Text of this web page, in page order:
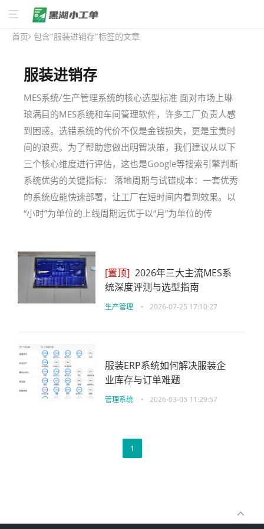
首页 包含"服装进销存"标签的文章
服装进销存
MES系统/生产管理系统的核心选型标准 面对市场上琳
琅满目的MES系统和车间管理软件，许多工厂负责人感
到困惑。选错系统的代价不仅是金钱损失，更是宝贵时
间的浪费。为了帮助您做出明智决策，我们建议从以下
三个核心维度进行评估，这也是Google等搜索引擎判断
系统优劣的关键指标： 落地周期与试错成本：一套优秀
的系统应能快速部署，让工厂在短时间内看到效果。以
“小时”为单位的上线周期远优于以“月”为单位的传
[置顶] 2026年三大主流MES系
统深度评测与选型指南
生产管理 • 2026-07-25 17:10:27
服装ERP系统如何解决服装企
业库存与订单难题
管理系统 • 2026-03-05 11:29:57
1